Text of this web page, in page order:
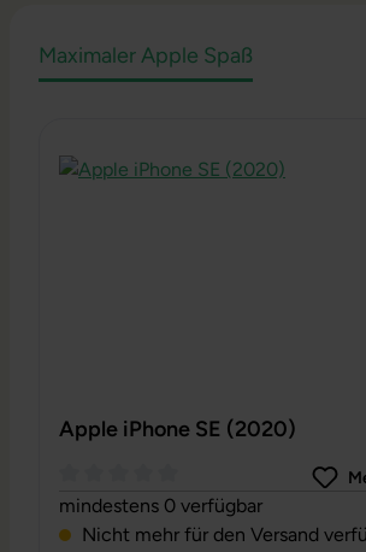
Maximaler Apple Spaß
Apple iPhone SE (2020)
Durchschnittliche Bewertung von
mindestens 0 verfügbar
Nicht mehr für den Versand